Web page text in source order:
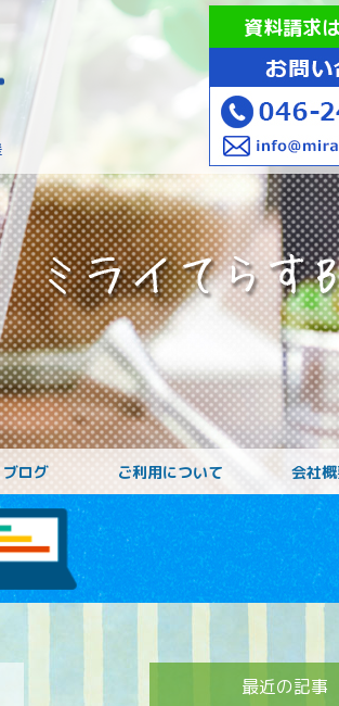
障がいをお持ちの方への就労支援 ミラ
資料請求
ブログ ご利用について 会社
最近の記事